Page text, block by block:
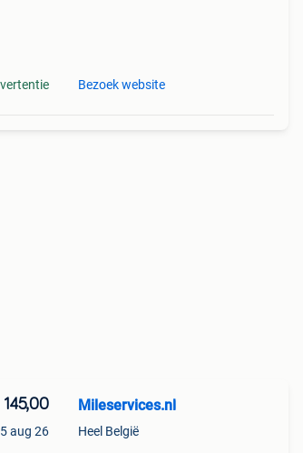
Bezoek website
5 aug 26
Mileservices.nl
Heel België